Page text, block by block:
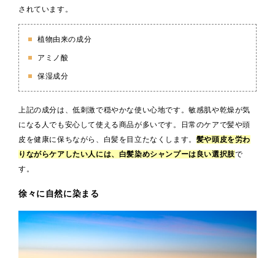
されています。
植物由来の成分
アミノ酸
保湿成分
上記の成分は、低刺激で穏やかな使い心地です。敏感肌や乾燥が気
になる人でも安心して使える商品が多いです。日常のケアで髪や頭
皮を健康に保ちながら、白髪を目立たなくします。 髪や頭皮を労わ
りながらケアしたい人には、白髪染めシャンプーは良い選択肢で
す。
徐々に自然に染まる